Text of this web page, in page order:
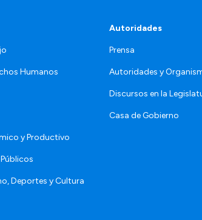
Humanos
y Productivo
Deportes y Cultura
Autoridades
Prensa
Autoridades y
Discursos en la
Casa de Gobierno